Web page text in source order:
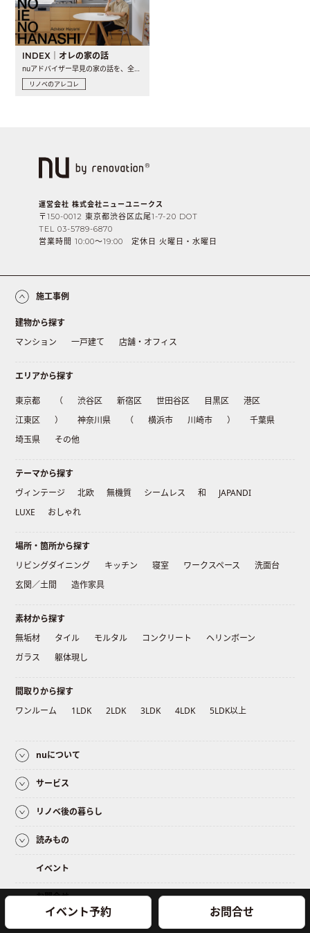
イベント予約 お問合せ
INDEX｜オレの家の話
リノベのアレコレ
運営会社 株式会社ニューユニークス
〒150-0012 東京都渋谷区広尾1-7-20 DOT
TEL 03-5789-6870
営業時間 10:00〜19:00 定休日 火曜日・水曜日
施工事例
建物から探す
マンション
一戸建て 店舗・オフィス
エリアから探す
東京都 （ 渋谷区 新宿区 世田谷区 目黒区
港区
江東区
） 神奈川県 （ 横浜市 川崎市 ）
千葉県
埼玉県
その他
テーマから探す
ヴィンテージ
北欧 無機質 シームレス 和
JAPANDI
LUXE
おしゃれ
場所・箇所から探す
リビングダイニング
キッチン 寝室 ワークスペース
洗面台
玄関／土間
造作家具
素材から探す
無垢材
タイル モルタル コンクリート
ヘリンボーン
ガラス
躯体現し
間取りから探す
ワンルーム
1LDK 2LDK 3LDK 4LDK 5LDK以上
nuについて
サービス
リノベ後の暮らし
読みもの
イベント
お問合せ